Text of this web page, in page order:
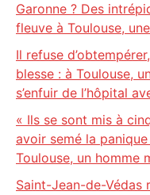
Garonne ? Des
fleuve à Toulouse,
Il refuse
blesse : à Toulouse,
s’enfuir de l’hôpital
« Ils se sont mis à
avoir semé la
Toulouse, un homme
Saint-Jean-de-Védas